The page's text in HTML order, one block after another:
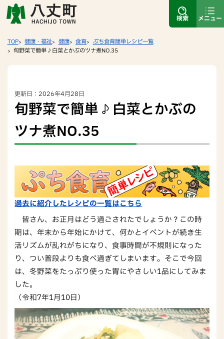
検索 メニュー
TOP 健康・福祉 健康 食育
ぷち食育簡単レシピ一覧
旬野菜で簡単♪白菜とかぶのツナ煮NO.35
更新日：2026年4月28日
旬野菜で簡単♪白菜とかぶの
ツナ煮NO.35
過去に紹介したレシピの一覧はこちら
皆さん、お正月はどう過ごされたでしょうか？この時
期は、年末から年始にかけて、何かとイベントが続き生
活リズムが乱れがちになり、食事時間が不規則になった
り、つい普段よりも食べ過ぎてしまいます。そこで今回
は、冬野菜をたっぷり使った胃にやさしい1品にしてみま
した。
（令和7年1月10日）